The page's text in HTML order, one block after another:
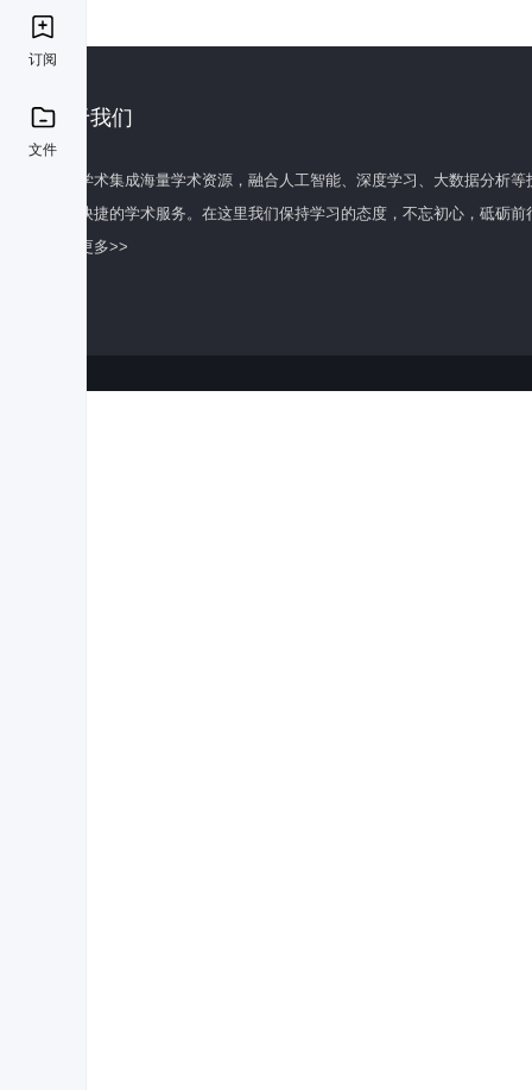
订阅
文件
关于我们
百度学术集成海量学术资源，融合人工智能、深度学习、大数据分析
全面快捷的学术服务。在这里我们保持学习的态度，不忘初心，砥砺前
了解更多>>